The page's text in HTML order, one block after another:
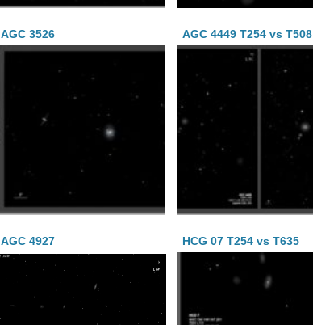
AGC 3526 AGC 4449 T254 vs T508
AGC 4927 HCG 07 T254 vs T635